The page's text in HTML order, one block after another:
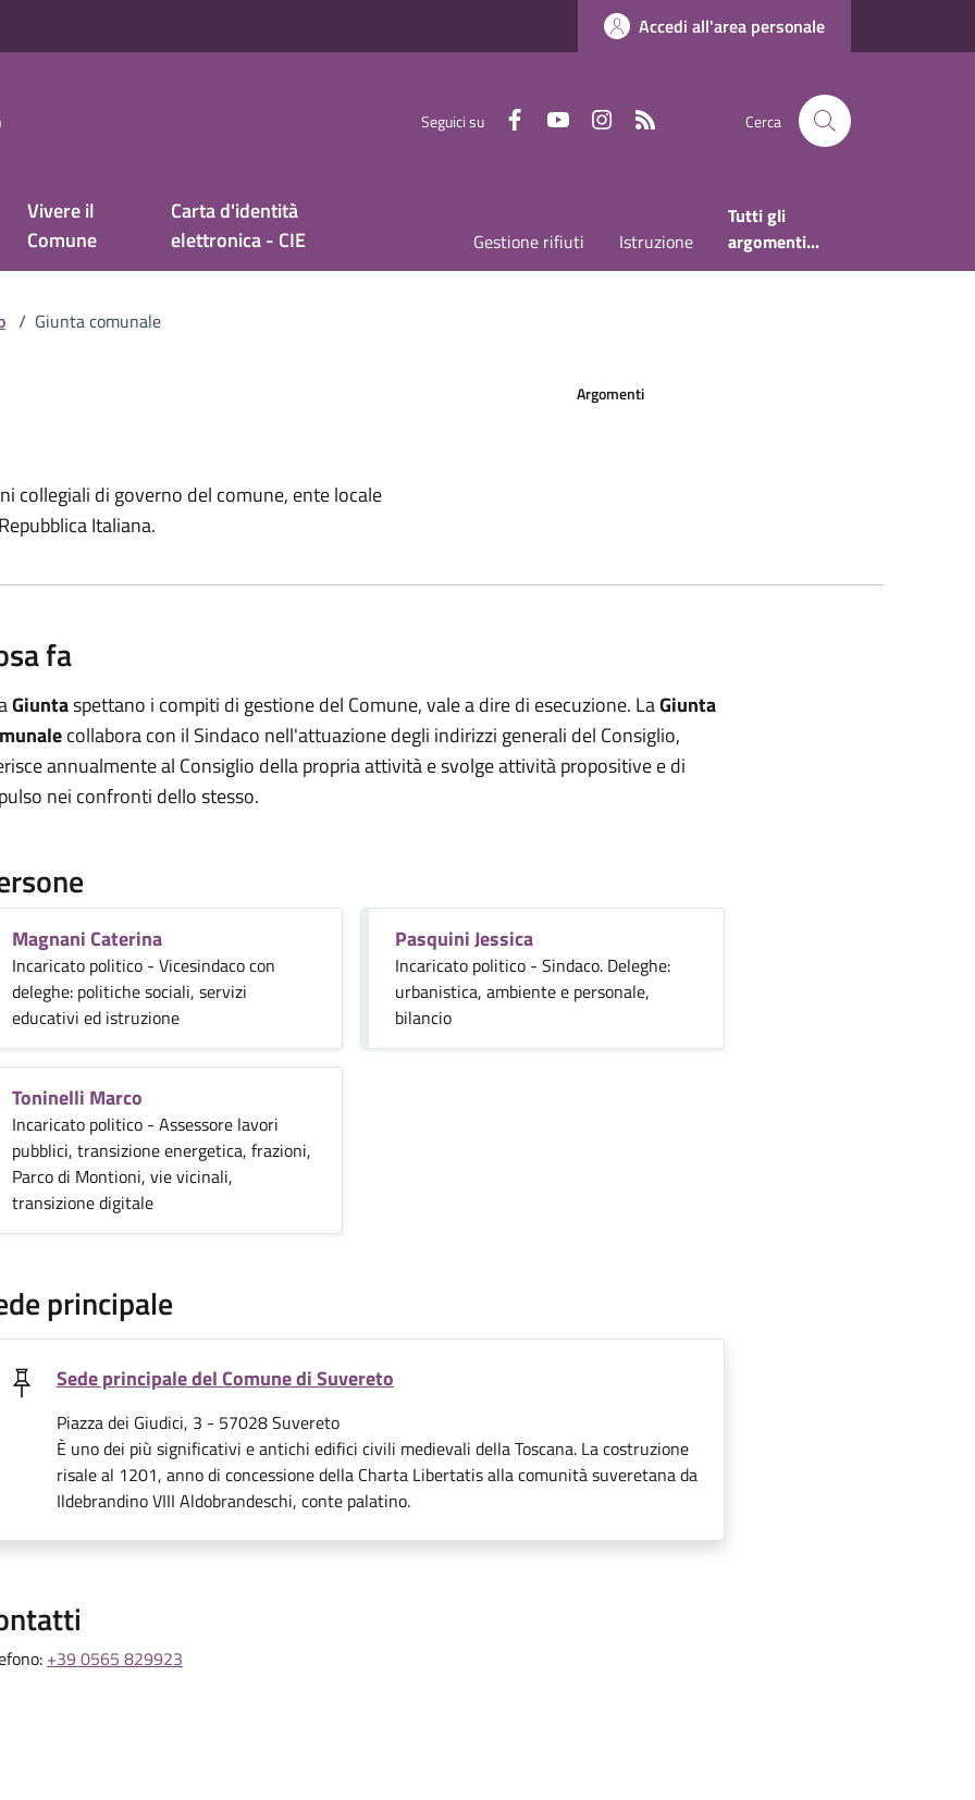
Accedi all'area personale
Seguici su FaceboookYoutubeInstagram Cerca
Vivere il
Comune
Carta d'identità
elettronica - CIE
Gestione rifiuti Istruzione
Tutti gli
argomenti...
/ Giunta comunale
collegiali di governo del comune, ente locale
Italiana.
Argomenti
fa
Giuntaspettano i compiti di gestione del Comune, vale a dire di esecuzione. LaGiunta
collabora con il Sindaco nell'attuazione degli indirizzi generali del Consiglio,
annualmente al Consiglio della propria attività e svolge attività propositive e di
nei confronti dello stesso.
Magnani Caterina
Incaricato politico - Vicesindaco con
deleghe: politiche sociali, servizi
educativi ed istruzione
Pasquini Jessica
Incaricato politico - Sindaco. Deleghe:
urbanistica, ambiente e personale,
bilancio
Toninelli Marco
Incaricato politico - Assessore lavori
pubblici, transizione energetica, frazioni,
Parco di Montioni, vie vicinali,
transizione digitale
principale
Sede principale del Comune di Suvereto
Piazza dei Giudici, 3 - 57028 Suvereto
È uno dei più significativi e antichi edifici civili medievali della Toscana. La costruzione
risale al 1201, anno di concessione della Charta Libertatis alla comunità suveretana da
Ildebrandino VIII Aldobrandeschi, conte palatino.
+39 0565 829923